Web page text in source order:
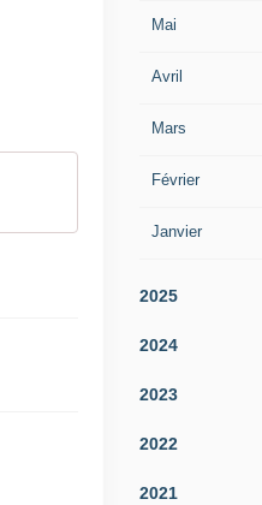
Mai
Avril
Mars
Février
Janvier
2025
2024
2023
2022
2021